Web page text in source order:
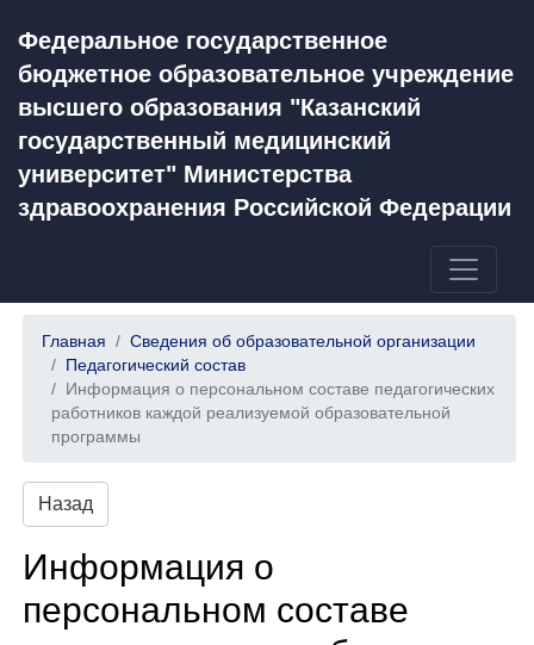
Федеральное государственное
бюджетное образовательное учреждение
высшего образования "Казанский
государственный медицинский
университет" Министерства
здравоохранения Российской Федерации
Главная
Сведения об образовательной организации
Педагогический состав
Информация о персональном составе педагогических
работников каждой реализуемой образовательной
программы
Назад
Информация о
персональном составе